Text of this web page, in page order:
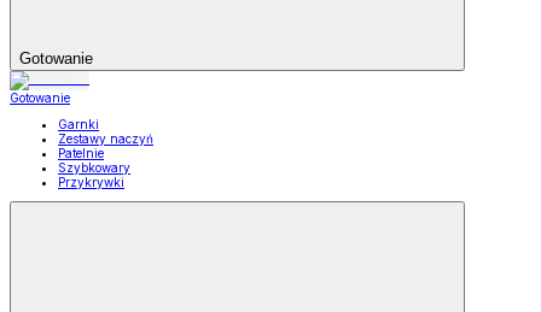
Gotowanie
Gotowanie
Garnki
Zestawy naczyń
Patelnie
Szybkowary
Przykrywki